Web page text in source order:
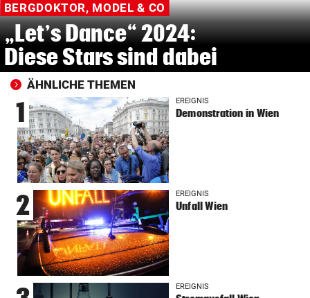
BERGDOKTOR, MODEL & CO
„Let’s Dance“ 2024:
Diese Stars sind dabei
ÄHNLICHE THEMEN
1 EREIGNIS
Demonstration in Wien
2 EREIGNIS
Unfall Wien
EREIGNIS